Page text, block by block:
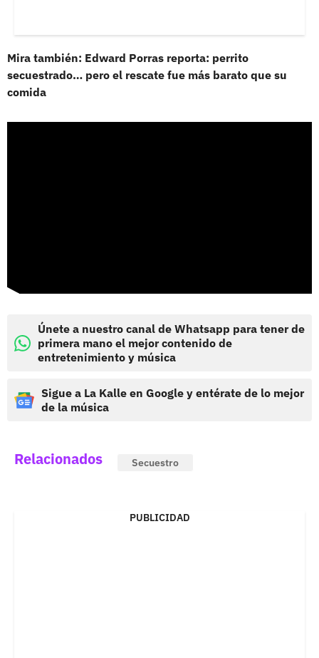
Mira también: Edward Porras reporta: perrito
secuestrado… pero el rescate fue más barato que su
comida
Únete a nuestro canal de Whatsapp para tener de
primera mano el mejor contenido de
entretenimiento y música
Sigue a La Kalle en Google y entérate de lo mejor
de la música
Relacionados Secuestro
PUBLICIDAD